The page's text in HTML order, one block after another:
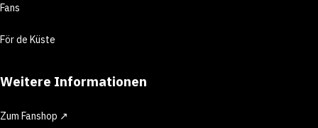
Fans
För de Küste
Weitere Informationen
Zum Fanshop ↗